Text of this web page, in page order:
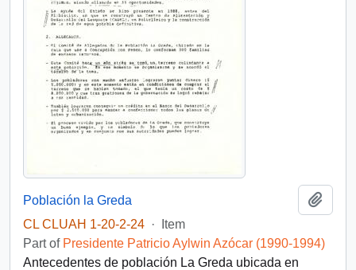
Población la Greda
CL CLUAH 1-20-2-24 ·
Item
Part of Presidente Patricio Aylwin Azócar (1990-1994)
Antecedentes de población La Greda ubicada en